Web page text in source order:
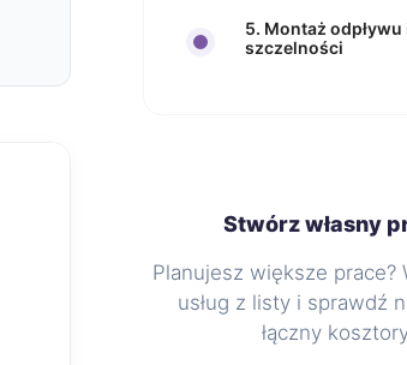
5. Montaż
szczelności
Stwórz własny
Planujesz większe prace?
usług z listy i sprawdź
łączny